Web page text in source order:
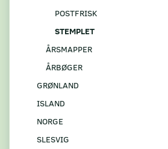
POSTFRISK
STEMPLET
ÅRSMAPPER
ÅRBØGER
GRØNLAND
ISLAND
NORGE
SLESVIG